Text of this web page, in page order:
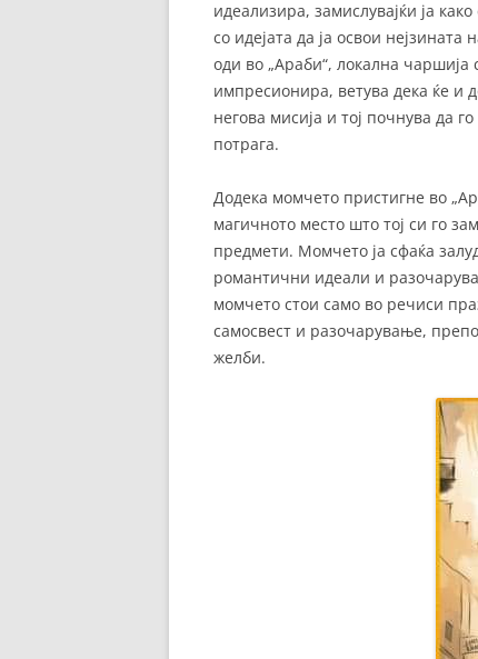
идеализира, замислувајќи ја
со идејата да ја освои нејзината
оди во „Араби“, локална
импресионира, ветува дека ќе и
негова мисија и тој почнува да
потрага.
Додека момчето пристигне во
магичното место што тој си го
предмети. Момчето ја сфаќа
романтични идеали и
момчето стои само во речиси
самосвест и разочарување,
желби.